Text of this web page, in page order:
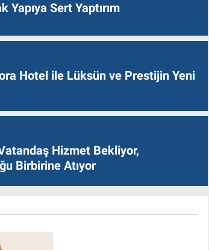
Yapıya Sert Yaptırım
Hotel ile Lüksün ve Prestijin Yeni
Hizmet Bekliyor,
Birbirine Atıyor